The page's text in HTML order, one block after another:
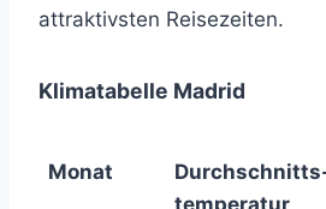
attraktivsten Reisezeiten.
Klimatabelle Madrid
Monat
temperatur